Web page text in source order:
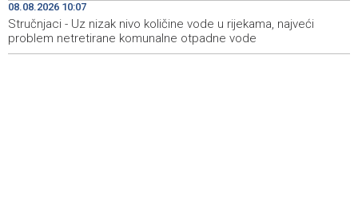
10:54
U ŽZH brojne vatrogasne intervencije, najveći požar u
Kongori
08.08.2026 10:07
Stručnjaci - Uz nizak nivo količine vode u rijekama, najveći
problem netretirane komunalne otpadne vode